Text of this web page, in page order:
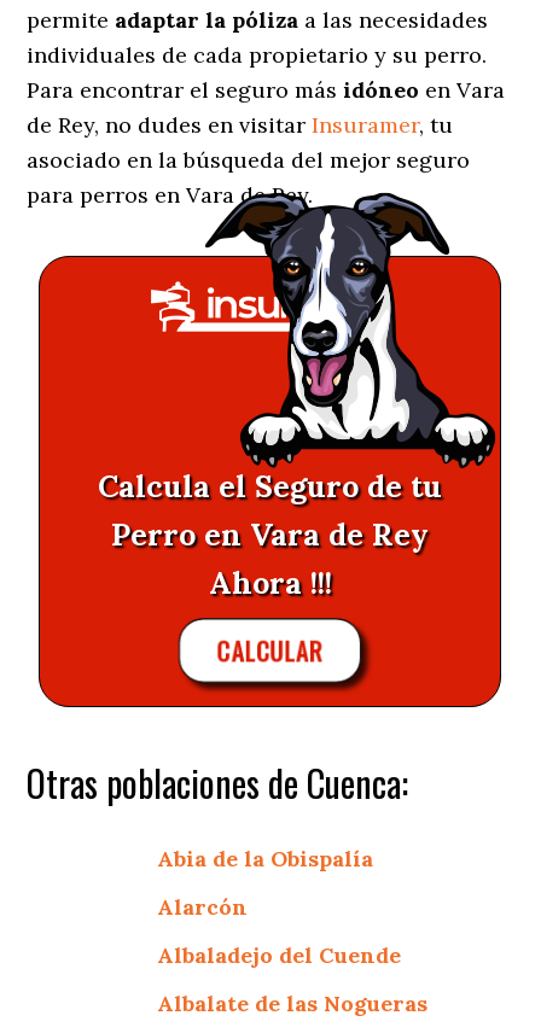
permite adaptar la póliza a las necesidades
individuales de cada propietario y su perro.
Para encontrar el seguro másidóneo en Vara
de Rey, no dudes en visitarInsuramer, tu
asociado en la búsqueda del mejor seguro
para perros en Vara de Rey.
Calcula el Seguro de tu
Perro en Vara de Rey
Ahora !!!
CALCULAR
Otras poblaciones de Cuenca:
Abia de la Obispalía
Alarcón
Albaladejo del Cuende
Albalate de las Nogueras